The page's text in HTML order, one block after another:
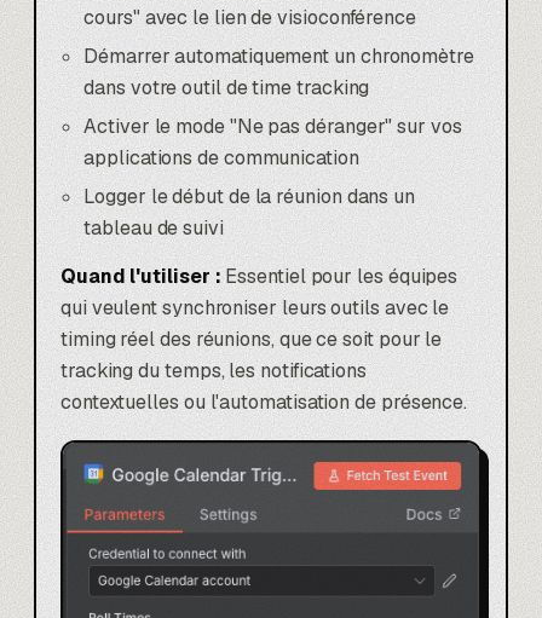
cours" avec le lien de visioconférence
Démarrer automatiquement un chronomètre
dans votre outil de time tracking
Activer le mode "Ne pas déranger" sur vos
applications de communication
Logger le début de la réunion dans un
tableau de suivi
Quand l'utiliser :Essentiel pour les équipes
qui veulent synchroniser leurs outils avec le
timing réel des réunions, que ce soit pour le
tracking du temps, les notifications
contextuelles ou l'automatisation de présence.